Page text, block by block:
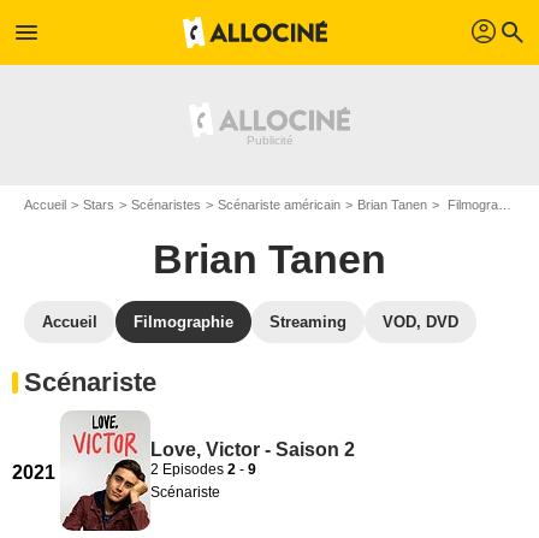
menu profil search
Accueil Stars Scénaristes Scénariste américain Brian Tanen Filmographie Brian Tanen
Brian Tanen
Accueil Filmographie Streaming VOD, DVD
Scénariste
2021
Love, Victor - Saison 2
2 Episodes 2 - 9
Scénariste